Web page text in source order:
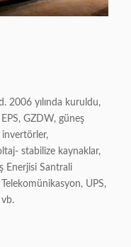
2006 yılında kuruldu,
GZDW, güneş
invertörler,
stabilize kaynaklar,
Enerjisi Santrali
UPS,
vb.